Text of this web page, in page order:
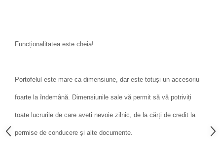
Funcționalitatea este cheia!
Portofelul este mare ca dimensiune, dar este totuși un accesoriu
foarte la îndemână. Dimensiunile sale vă permit să vă potriviți
toate lucrurile de care aveți nevoie zilnic, de la cărți de credit la
permise de conducere și alte documente.